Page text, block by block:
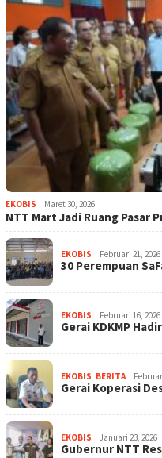
EKOBIS Maret 30, 2026
NTT Mart Jadi Ruang Pasar
EKOBIS Februari 21, 2026
30 Perempuan
EKOBIS Februari 16, 2026
Gerai KDKMP
EKOBIS BERITA
Gerai Koperasi
EKOBIS Januari 23, 2026
Gubernur NTT